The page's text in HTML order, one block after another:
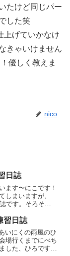
たけど同じパー
した笑
上げていかなけ
きゃいけません
優しく教えま
nico
日誌
ます〜にこです！
しまいますが、
です。そろそろ
暗譜大会が開催さ
と称されてきた
血を洗う暗譜大
ギリギリ生き残り
習日誌
いにくの雨風のひ
場行くまでにべち
した、ひろです。